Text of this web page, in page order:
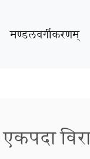
मण्डलवर्गीकरणम्